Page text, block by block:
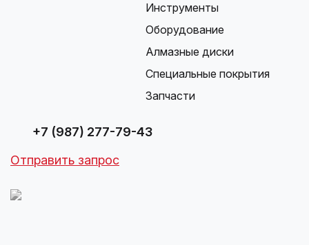
Инструменты
Оборудование
Алмазные диски
Специальные покрытия
Запчасти
+7 (987) 277-79-43
Отправить запрос